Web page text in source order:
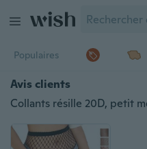
Populaires
Avis clients